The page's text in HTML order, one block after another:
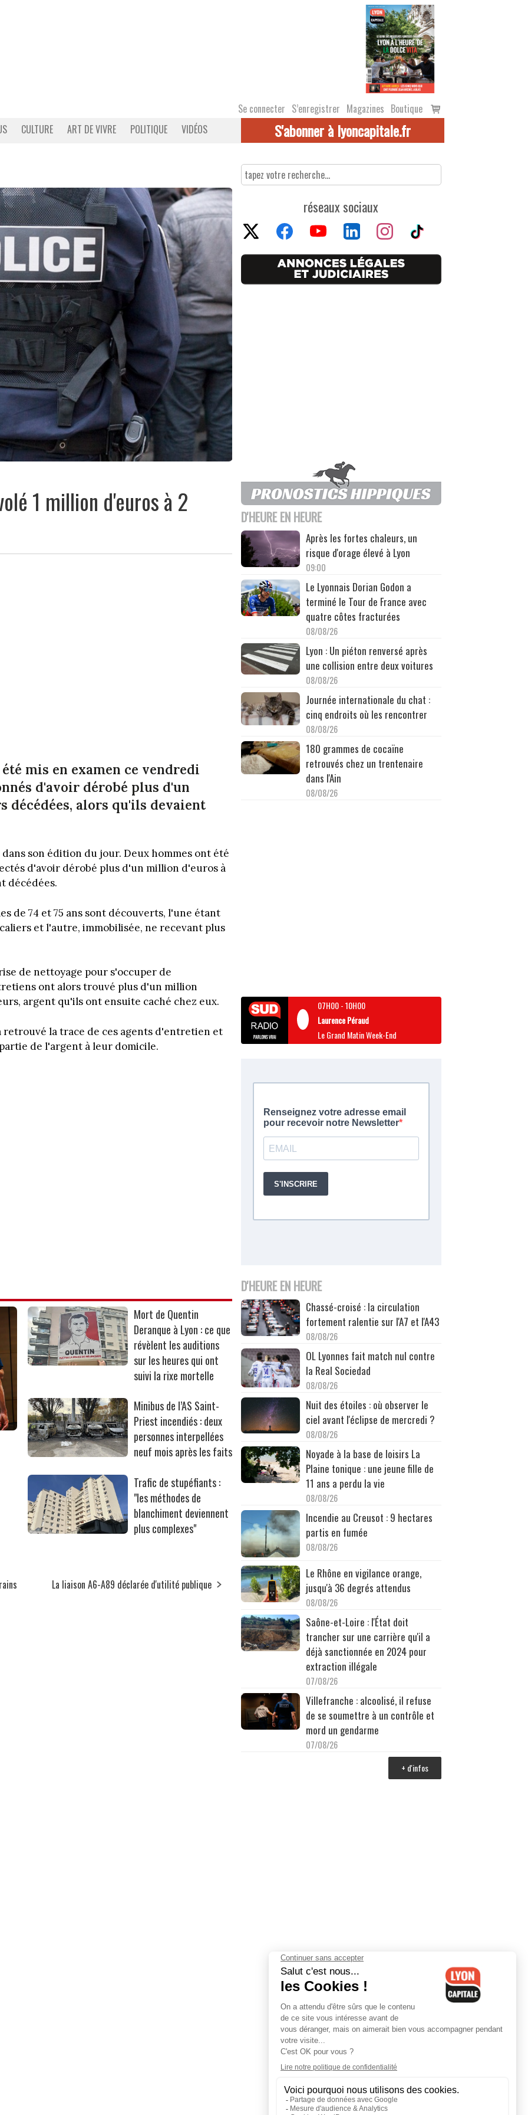
Se connecter S’enregistrer Magazines Boutique
Voir
le
CULTURE ART DE VIVRE POLITIQUE VIDÉOS S'abonner à lyoncapitale.fr
1 million d'euros à 2
mis en examen ce vendredi
d'avoir dérobé plus d'un
alors qu'ils devaient
son édition du jour. Deux hommes ont été
d'avoir dérobé plus d'un million d'euros à
décédées.
de 74 et 75 ans sont découverts, l'une étant
et l'autre, immobilisée, ne recevant plus
de nettoyage pour s'occuper de
ont alors trouvé plus d'un million
argent qu'ils ont ensuite caché chez eux.
retrouvé la trace de ces agents d'entretien et
de l'argent à leur domicile.
Mort de Quentin
Deranque à Lyon : ce que
révèlent les auditions
sur les heures qui ont
suivi la rixe mortelle
Minibus de l’AS Saint-
Priest incendiés : deux
personnes interpellées
neuf mois après les faits
Trafic de stupéfiants :
"les méthodes de
blanchiment deviennent
plus complexes"
La liaison A6-A89 déclarée d'utilité publique
réseaux sociaux
D'HEURE EN HEURE
Après les fortes chaleurs, un
risque d'orage élevé à Lyon
09:00
Le Lyonnais Dorian Godon a
terminé le Tour de France avec
quatre côtes fracturées
08/08/26
Lyon : Un piéton renversé après
une collision entre deux voitures
08/08/26
Journée internationale du chat :
cinq endroits où les rencontrer
08/08/26
180 grammes de cocaïne
retrouvés chez un trentenaire
dans l'Ain
08/08/26
07H00-10H00
Laurence Péraud
Le Grand Matin Week-End
D'HEURE EN HEURE
Chassé-croisé : la circulation
fortement ralentie sur l'A7 et l'A43
08/08/26
OL Lyonnes fait match nul contre
la Real Sociedad
08/08/26
Nuit des étoiles : où observer le
ciel avant l'éclipse de mercredi ?
08/08/26
Noyade à la base de loisirs La
Plaine tonique : une jeune fille de
11 ans a perdu la vie
08/08/26
Incendie au Creusot : 9 hectares
partis en fumée
08/08/26
Le Rhône en vigilance orange,
jusqu'à 36 degrés attendus
08/08/26
Saône-et-Loire : l'État doit
trancher sur une carrière qu'il a
déjà sanctionnée en 2024 pour
extraction illégale
07/08/26
Villefranche : alcoolisé, il refuse
de se soumettre à un contrôle et
mord un gendarme
07/08/26
+ d'infos